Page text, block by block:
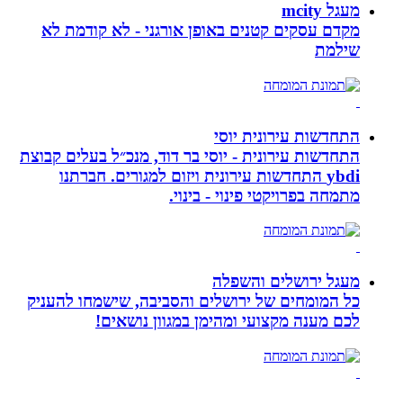
מעגל mcity
מקדם עסקים קטנים באופן אורגני - לא קודמת לא
שילמת
התחדשות עירונית יוסי
התחדשות עירונית - יוסי בר דוד, מנכ״ל בעלים קבוצת
ybdi התחדשות עירונית ויזום למגורים. חברתנו
מתמחה בפרויקטי פינוי - בינוי.
מעגל ירושלים והשפלה
כל המומחים של ירושלים והסביבה, שישמחו להעניק
לכם מענה מקצועי ומהימן במגוון נושאים!